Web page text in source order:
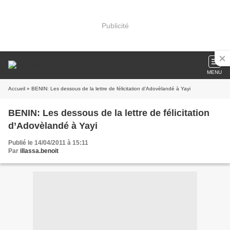
Publicité
MENU
Accueil » BENIN: Les dessous de la lettre de félicitation d’Adovèlandé à Yayi
BENIN: Les dessous de la lettre de félicitation
d’Adovèlandé à Yayi
Publié le 14/04/2011 à 15:11
Par illassa.benoit